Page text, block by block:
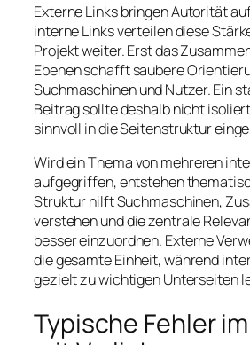
Externe Links bringen Autorität
interne Links verteilen diese
Projekt weiter. Erst das
Ebenen schafft saubere
Suchmaschinen und Nutzer. Ein
Beitrag sollte deshalb nicht
sinnvoll in die Seitenstruktur
Wird ein Thema von mehreren
aufgegriffen, entstehen
Struktur hilft Suchmaschinen,
verstehen und die zentrale
besser einzuordnen. Externe
die gesamte Einheit, während
gezielt zu wichtigen Unterseiten
Typische Fehler